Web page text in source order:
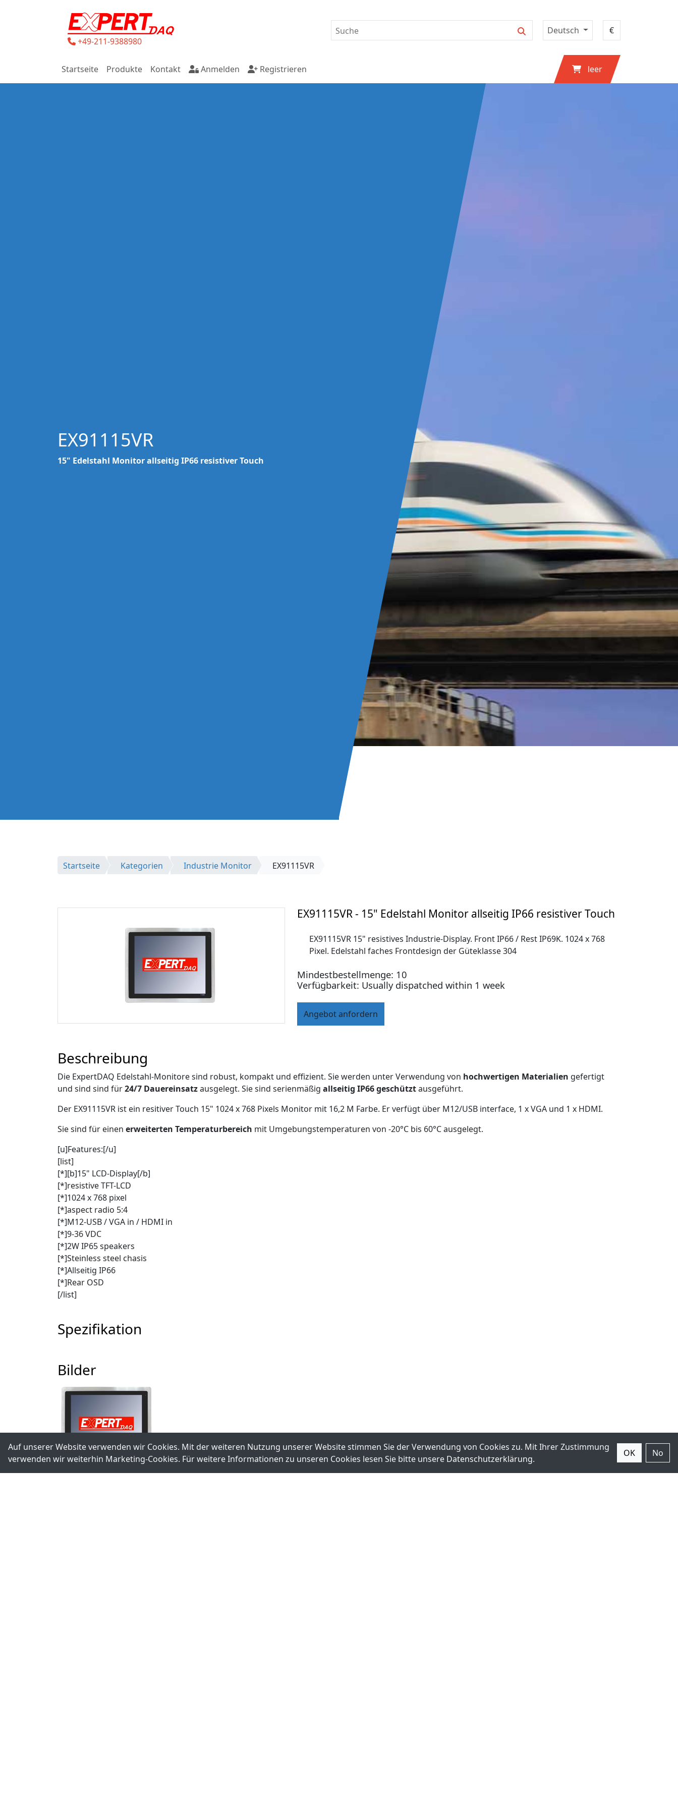
+49-211-9388980
Deutsch
Startseite Produkte Kontakt Anmelden Registrieren leer
EX91115VR
15" Edelstahl Monitor allseitig IP66 resistiver Touch
Startseite Kategorien Industrie Monitor EX91115VR
EX91115VR - 15" Edelstahl Monitor allseitig IP66 resistiver Touch
EX91115VR 15" resistives Industrie-Display. Front IP66 / Rest IP69K. 1024 x 768
Pixel. Edelstahl faches Frontdesign der Güteklasse 304
Mindestbestellmenge: 10
Verfügbarkeit: Usually dispatched within 1 week
Angebot anfordern
Beschreibung
Die ExpertDAQ Edelstahl-Monitore sind robust, kompakt und effizient. Sie werden unter Verwendung von hochwertigen Materialien gefertigt
und sind sind für24/7 Dauereinsatzausgelegt. Sie sind serienmäßig allseitig IP66 geschütztausgeführt.
Der EX91115VR ist ein resitiver Touch 15" 1024 x 768 Pixels Monitor mit 16,2 M Farbe. Er verfügt über M12/USB interface, 1 x VGA und 1 x HDMI.
Sie sind für einen erweiterten Temperaturbereich mit Umgebungstemperaturen von -20°C bis 60°C ausgelegt.
[u]Features:[/u]
[list]
[*][b]15" LCD-Display[/b]
[*]resistive TFT-LCD
[*]1024 x 768 pixel
[*]aspect radio 5:4
[*]M12-USB / VGA in / HDMI in
[*]9-36 VDC
[*]2W IP65 speakers
[*]Steinless steel chasis
[*]Allseitig IP66
[*]Rear OSD
[/list]
Spezifikation
Bilder
Auf unserer Website verwenden wir Cookies. Mit der weiteren Nutzung unserer Website stimmen Sie der Verwendung von Cookies zu. Mit Ihrer Zustimmung
verwenden wir weiterhin Marketing-Cookies. Für weitere Informationen zu unseren Cookies lesen Sie bitte unsere Datenschutzerklärung.
OK No